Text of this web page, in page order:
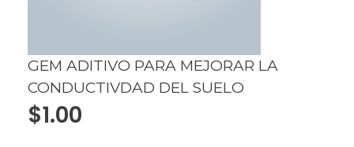
GEM ADITIVO PARA MEJORAR LA
CONDUCTIVDAD DEL SUELO
$1.00